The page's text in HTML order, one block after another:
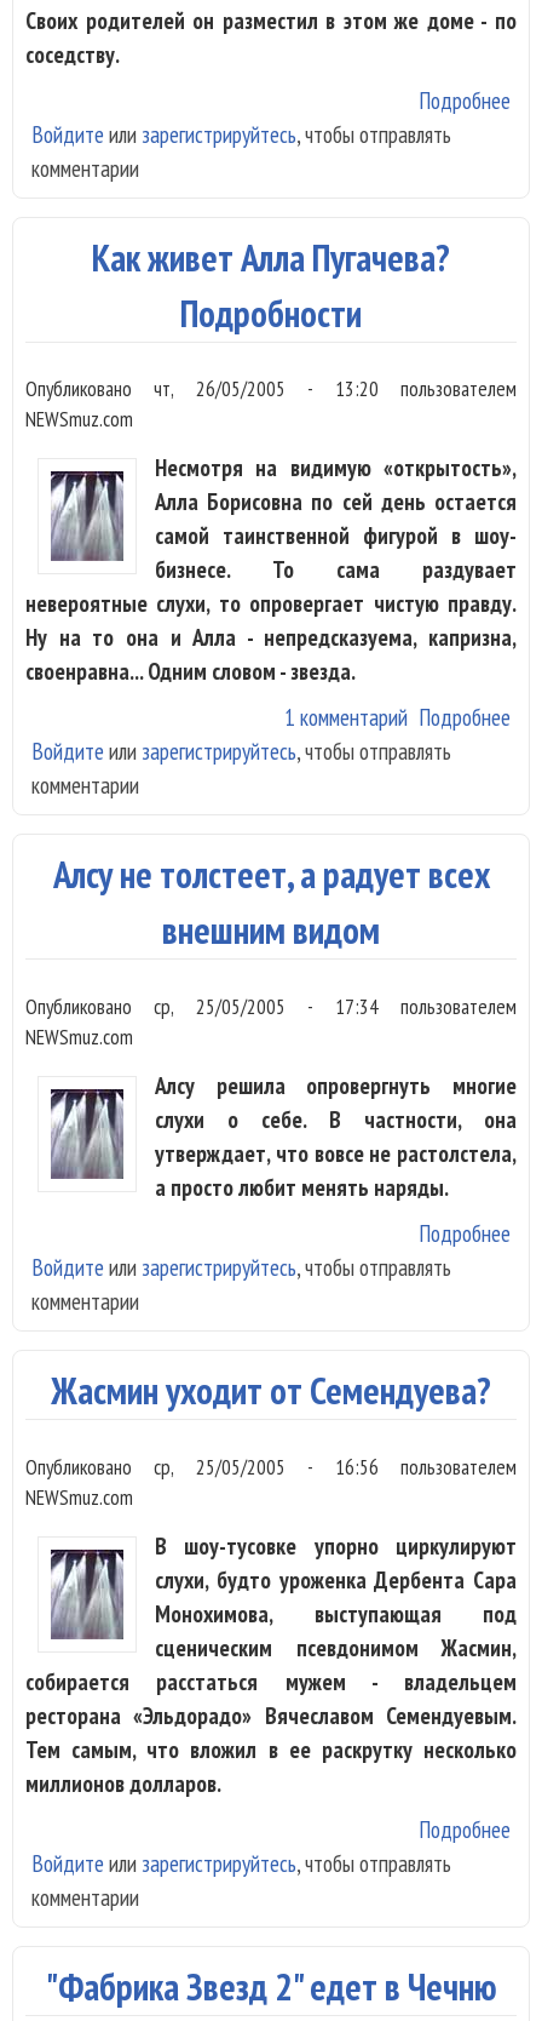
Своих родителей он разместил в этом же доме - по
соседству.
Подробнее
Войдите или зарегистрируйтесь, чтобы отправлять
комментарии
Как живет Алла Пугачева?
Подробности
Опубликованочт, 26/05/2005 - 13:20 пользователем
NEWSmuz.com
Несмотря на видимую «открытость»,
Алла Борисовна по сей день остается
самой таинственной фигурой в шоу-
бизнесе. То сама раздувает
невероятные слухи, то опровергает чистую правду.
Ну на то она и Алла - непредсказуема, капризна,
своенравна... Одним словом - звезда.
Подробнее
1 комментарий
Войдите или зарегистрируйтесь, чтобы отправлять
комментарии
Алсу не толстеет, а радует всех
внешним видом
Опубликованоср, 25/05/2005 - 17:34пользователем
NEWSmuz.com
Алсу решила опровергнуть многие
слухи о себе. В частности, она
утверждает, что вовсе не растолстела,
а просто любит менять наряды.
Подробнее
Войдите или зарегистрируйтесь, чтобы отправлять
комментарии
Жасмин уходит от Семендуева?
Опубликованоср, 25/05/2005 - 16:56 пользователем
NEWSmuz.com
В шоу-тусовке упорно циркулируют
слухи, будто уроженка Дербента Сара
Монохимова, выступающая под
сценическим псевдонимом Жасмин,
собирается расстаться мужем - владельцем
ресторана «Эльдорадо» Вячеславом Семендуевым.
Тем самым, что вложил в ее раскрутку несколько
миллионов долларов.
Подробнее
Войдите или зарегистрируйтесь, чтобы отправлять
комментарии
"Фабрика Звезд 2" едет в Чечню